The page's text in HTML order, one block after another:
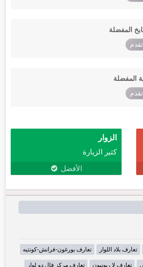
المفضلة
المفضلة
الزوار
كثير الزيارة
الأفضل
تعارف بلاد اللوار تعارف بورغون-فرانش-كونتيه
تعارف لا ريونيون تعارف مركز فال دو لوار